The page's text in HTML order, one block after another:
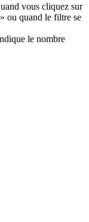
vous cliquez sur
ou quand le filtre se
le nombre